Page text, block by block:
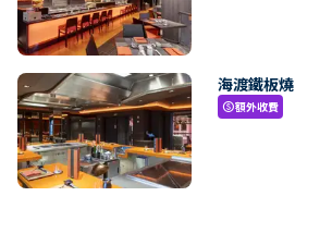
海渡鐵板燒
paid額外收費